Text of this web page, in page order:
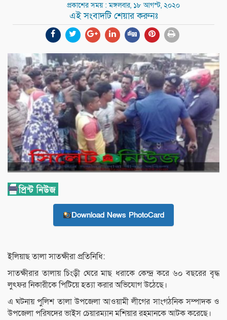
প্রকাশের সময় : মঙ্গলবার, ১৮ আগস্ট, ২০২০
এই সংবাদটি শেয়ার করুনঃ
Download News PhotoCard
ইলিয়াছ তালা সাতক্ষীরা প্রতিনিধি:
সাতক্ষীরার তালায় চিংড়ী ঘেরে মাছ ধরাকে কেন্দ্র করে ৬০ বছরের বৃদ্ধ
লুৎফর নিকারীকে পিটিয়ে হত্যা করার অভিযোগ উঠেছে।
এ ঘটনায় পুলিশ তালা উপজেলা আওয়ামী লীগের সাংগঠনিক সম্পাদক ও
উপজেলা পরিষদের ভাইস চেয়ারম্যান মশিয়ার রহমানকে আটক করেছে।